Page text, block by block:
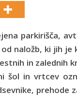
parkirišča,
naložb, ki jih je
in zalednih
šol in vrtcev
prehode